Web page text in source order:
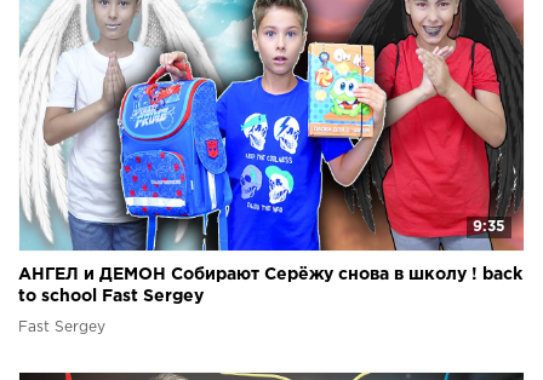
9:35
АНГЕЛ и ДЕМОН Собирают Серёжу снова в школу ! back
to school Fast Sergey
Fast Sergey